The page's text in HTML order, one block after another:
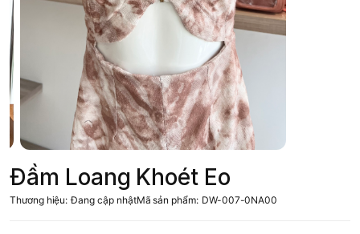
Đầm Loang Khoét Eo
Thương hiệu: Đang cập nhậtMã sản phẩm: DW-007-0NA00